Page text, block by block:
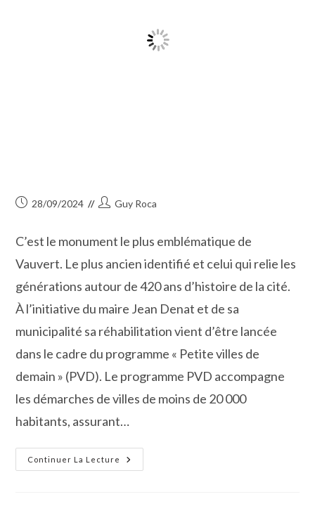
Publication
28/09/2024
Auteur/autrice
publication :
Guy Roca
C’est le monument le plus emblématique de
Vauvert. Le plus ancien identifié et celui qui relie les
générations autour de 420 ans d’histoire de la cité.
À l’initiative du maire Jean Denat et de sa
municipalité sa réhabilitation vient d’être lancée
dans le cadre du programme « Petite villes de
demain » (PVD). Le programme PVD accompagne
les démarches de villes de moins de 20 000
habitants, assurant…
Continuer La Lecture
Patrimoine :
La